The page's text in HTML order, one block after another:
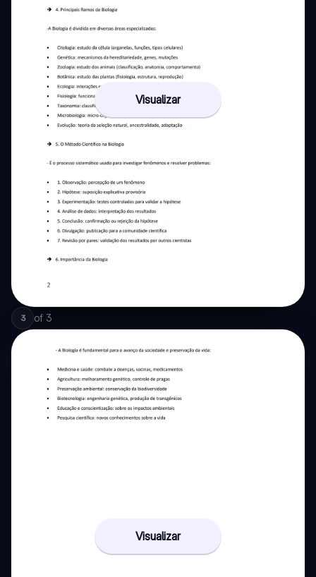
Visualizar
3 of 3
Visualizar